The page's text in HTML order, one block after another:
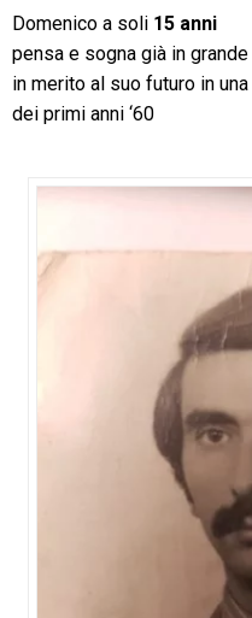
Domenico a soli 15 anni
pensa e sogna già in grande
in merito al suo futuro in una
dei primi anni ‘60